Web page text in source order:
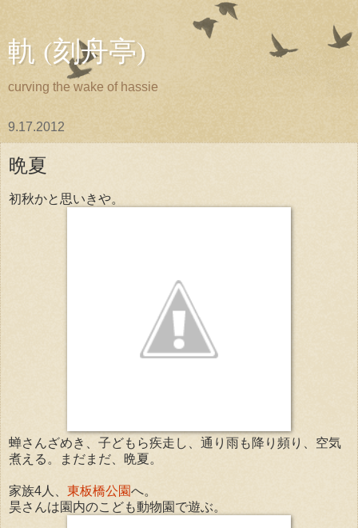
軌 (刻舟亭)
curving the wake of hassie
9.17.2012
晩夏
初秋かと思いきや。
蝉さんざめき、子どもら疾走し、通り雨も降り頻り、空気
煮える。まだまだ、晩夏。
家族4人、 東板橋公園へ。
昊さんは園内のこども動物園で遊ぶ。